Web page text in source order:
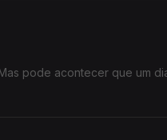
pode acontecer que um